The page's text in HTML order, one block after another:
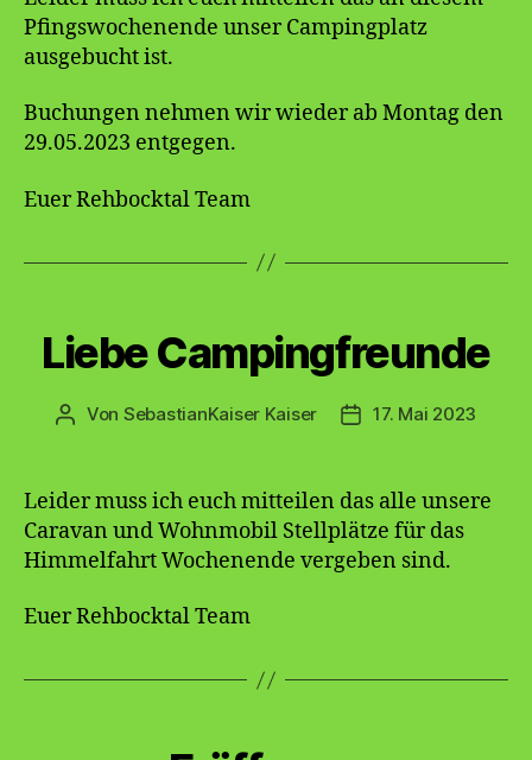
Pfingswochenende unser Campingplatz
ausgebucht ist.
Buchungen nehmen wir wieder ab Montag den
29.05.2023 entgegen.
Euer Rehbocktal Team
Liebe Campingfreunde
Beitragsautor
Von SebastianKaiser Kaiser 17. Mai 2023
Leider muss ich euch mitteilen das alle unsere
Caravan und Wohnmobil Stellplätze für das
Himmelfahrt Wochenende vergeben sind.
Euer Rehbocktal Team